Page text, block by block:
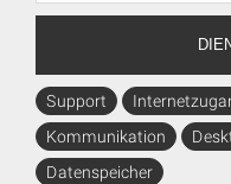
Suchvorschläge
Support
Kommunikation
Datenspeicher